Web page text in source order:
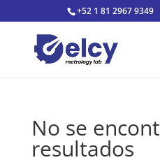
+52 1 81 2967 9349
No se
resultados